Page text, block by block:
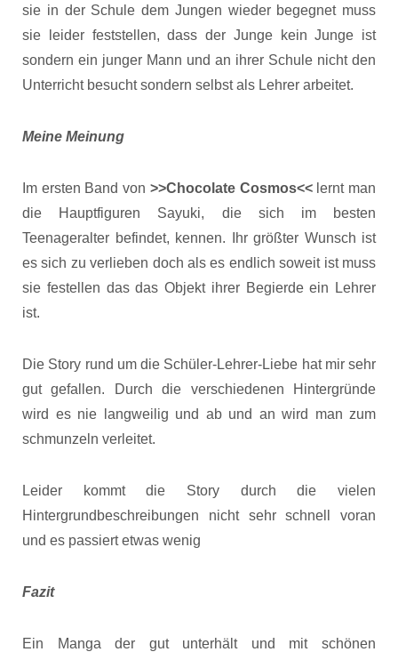
sie in der Schule dem Jungen wieder begegnet muss
sie leider feststellen, dass der Junge kein Junge ist
sondern ein junger Mann und an ihrer Schule nicht den
Unterricht besucht sondern selbst als Lehrer arbeitet.
Meine Meinung
Im ersten Band von >>Chocolate Cosmos<<lernt man
die Hauptfiguren Sayuki, die sich im besten
Teenageralter befindet, kennen. Ihr größter Wunsch ist
es sich zu verlieben doch als es endlich soweit ist muss
sie festellen das das Objekt ihrer Begierde ein Lehrer
ist.
Die Story rund um die Schüler-Lehrer-Liebe hat mir sehr
gut gefallen. Durch die verschiedenen Hintergründe
wird es nie langweilig und ab und an wird man zum
schmunzeln verleitet.
Leider kommt die Story durch die vielen
Hintergrundbeschreibungen nicht sehr schnell voran
und es passiert etwas wenig
Fazit
Ein Manga der gut unterhält und mit schönen